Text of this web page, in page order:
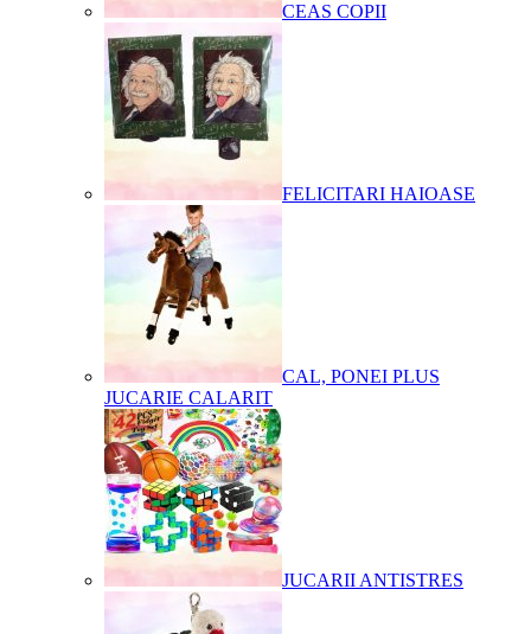
CEAS COPII
FELICITARI HAIOASE
CAL, PONEI PLUS
JUCARIE CALARIT
JUCARII ANTISTRES